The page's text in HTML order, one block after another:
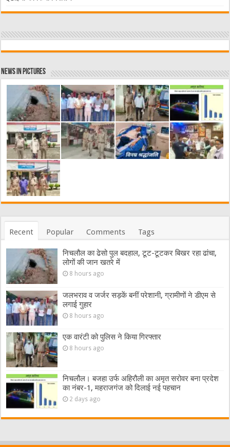
News in Pictures
Recent Popular Comments Tags
निचलौल का ढेसो पुल बदहाल, टूट-टूटकर बिखर रहा ढांचा,
लोगों की जान खतरे में
8 hours ago
जलभराव व जर्जर सड़कें बनीं परेशानी, ग्रामीणों ने डीएम से
लगाई गुहार
8 hours ago
एक वारंटी को पुलिस ने किया गिरफ्तार
8 hours ago
निचलौल। बजहा उर्फ अहिरौली का अमृत सरोवर बना प्रदेश
का नंबर-1, महराजगंज को दिलाई नई पहचान
2 days ago